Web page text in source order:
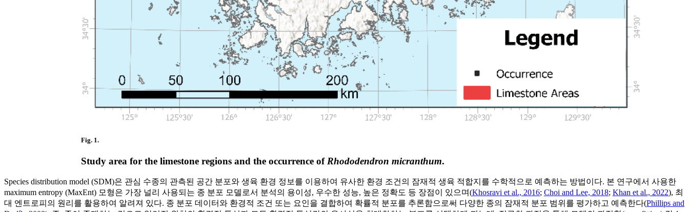
Fig. 1.
Study area for the limestone regions and the occurrence of Rhododendron micranthum.
Species distribution model (SDM)은 관심 수종의 관측된 공간 분포와 생육 환경 정보를 이용하여 유사한 환경 조건의 잠재적 생육 적합지를 수학적으로 예측하는 방법이다. 본 연구에서 사용한
maximum entropy (MaxEnt) 모형은 가장 널리 사용되는 종 분포 모델로서 분석의 용이성, 우수한 성능, 높은 정확도 등 장점이 있으며(Khosravi et al., 2016; Choi and Lee, 2018; Khan et al., 2022), 최
대 엔트로피의 원리를 활용하여 알려져 있다. 종 분포 데이터와 환경적 조건 또는 요인을 결합하여 확률적 분포를 추론함으로써 다양한 종의 잠재적 분포 범위를 평가하고 예측한다(Phillips and